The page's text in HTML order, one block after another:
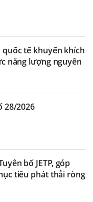
tế khuyến khích
năng lượng nguyên
28/2026
bố JETP, góp
tiêu phát thải ròng